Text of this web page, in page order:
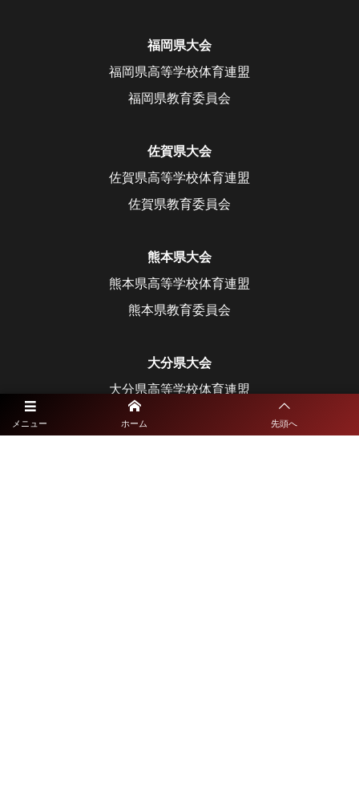
メニュー ホーム 先頭へ
福岡県大会
福岡県高等学校体育連盟
福岡県教育委員会
佐賀県大会
佐賀県高等学校体育連盟
佐賀県教育委員会
熊本県大会
熊本県高等学校体育連盟
熊本県教育委員会
大分県大会
大分県高等学校体育連盟
大分県教育委員会